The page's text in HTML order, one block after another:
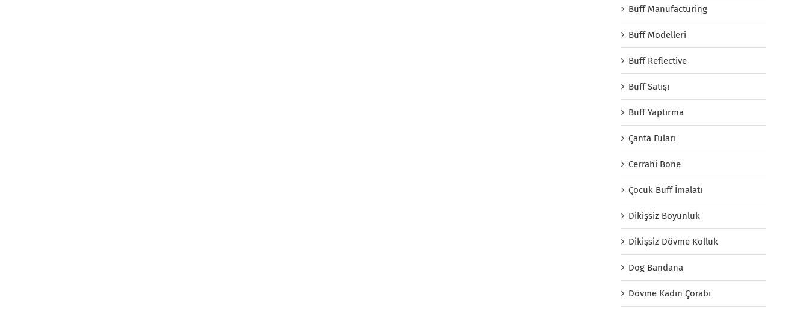
Buff Manufacturing
Buff Modelleri
Buff Reflective
Buff Satışı
Buff Yaptırma
Çanta Fuları
Cerrahi Bone
Çocuk Buff İmalatı
Dikişsiz Boyunluk
Dikişsiz Dövme Kolluk
Dog Bandana
Dövme Kadın Çorabı